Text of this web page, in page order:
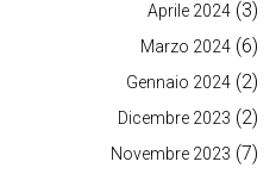
Aprile 2024 (3)
Marzo 2024 (6)
Gennaio 2024 (2)
Dicembre 2023 (2)
Novembre 2023 (7)